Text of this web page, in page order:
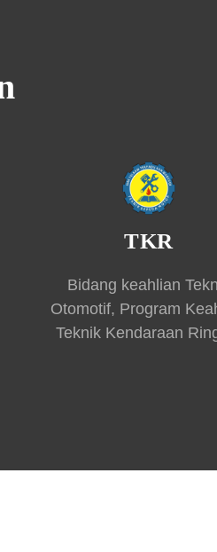
TKR
Bidang keahlian
Otomotif, Program
Teknik Kendaraan